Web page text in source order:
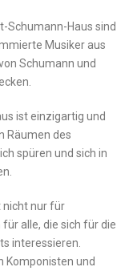
Schumann-Haus sind
⁢Musiker aus
Schumann und
⁢ist einzigartig und⁣
Räumen des
spüren und⁣ sich ‍in
⁣nicht nur für‌
alle,⁣ die sich ⁤für die
interessieren.
Komponisten ⁢und